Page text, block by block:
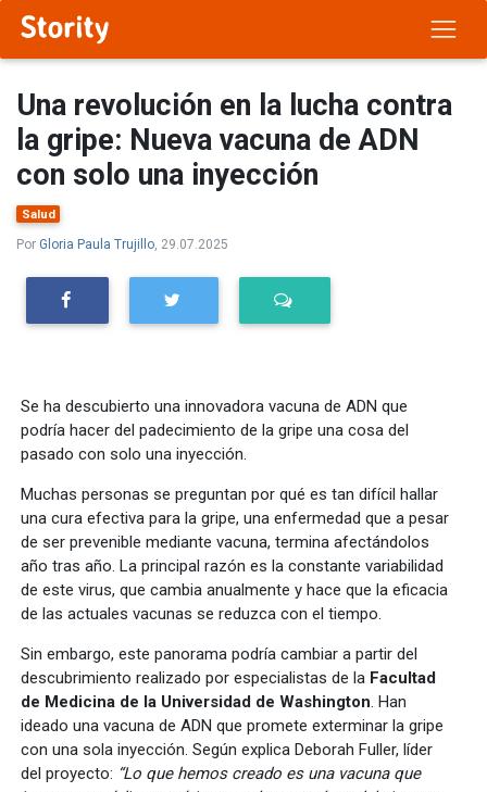
Una revolución en la lucha contra
la gripe: Nueva vacuna de ADN
con solo una inyección
Salud
Por Gloria Paula Trujillo , 29.07.2025
Se ha descubierto una innovadora vacuna de ADN que
podría hacer del padecimiento de la gripe una cosa del
pasado con solo una inyección.
Muchas personas se preguntan por qué es tan difícil hallar
una cura efectiva para la gripe, una enfermedad que a pesar
de ser prevenible mediante vacuna, termina afectándolos
año tras año. La principal razón es la constante variabilidad
de este virus, que cambia anualmente y hace que la eficacia
de las actuales vacunas se reduzca con el tiempo.
Sin embargo, este panorama podría cambiar a partir del
descubrimiento realizado por especialistas de la Facultad
de Medicina de la Universidad de Washington. Han
ideado una vacuna de ADN que promete exterminar la gripe
con una sola inyección. Según explica Deborah Fuller, líder
del proyecto: “Lo que hemos creado es una vacuna que